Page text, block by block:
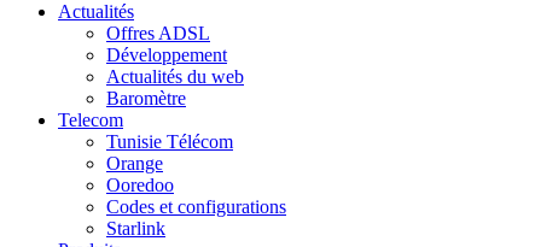
Actualités
Offres ADSL
Développement
Actualités du web
Baromètre
Telecom
Tunisie Télécom
Orange
Ooredoo
Codes et configurations
Starlink